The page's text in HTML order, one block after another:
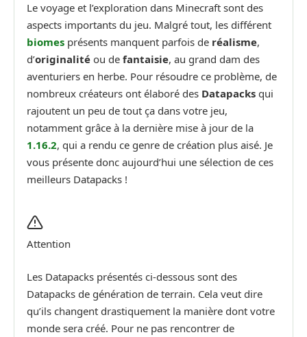
Le voyage et l’exploration dans Minecraft sont des
aspects importants du jeu. Malgré tout, les différent
biomes présents manquent parfois de réalisme,
d’originalité ou de fantaisie, au grand dam des
aventuriers en herbe. Pour résoudre ce problème, de
nombreux créateurs ont élaboré des Datapacks qui
rajoutent un peu de tout ça dans votre jeu,
notamment grâce à la dernière mise à jour de la
1.16.2, qui a rendu ce genre de création plus aisé. Je
vous présente donc aujourd’hui une sélection de ces
meilleurs Datapacks !
Attention
Les Datapacks présentés ci-dessous sont des
Datapacks de génération de terrain. Cela veut dire
qu’ils changent drastiquement la manière dont votre
monde sera créé. Pour ne pas rencontrer de